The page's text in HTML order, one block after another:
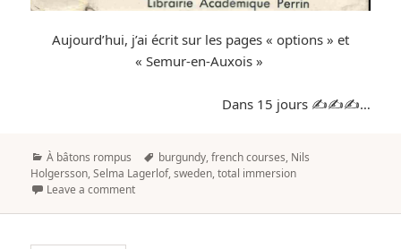
Aujourd’hui, j’ai écrit sur les pages « options » et
« Semur-en-Auxois »
Dans 15 jours ✍️✍️✍️…
Categories
À bâtons rompus Tags
burgundy,french courses, Nils
Holgersson,Selma Lagerlof,sweden,total immersion
Leave a comment